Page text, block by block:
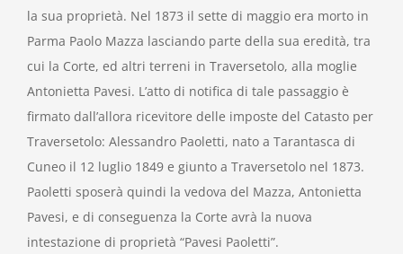
la sua proprietà. Nel 1873 il sette di maggio era morto in
Parma Paolo Mazza lasciando parte della sua eredità, tra
cui la Corte, ed altri terreni in Traversetolo, alla moglie
Antonietta Pavesi. L’atto di notifica di tale passaggio è
firmato dall’allora ricevitore delle imposte del Catasto per
Traversetolo: Alessandro Paoletti, nato a Tarantasca di
Cuneo il 12 luglio 1849 e giunto a Traversetolo nel 1873.
Paoletti sposerà quindi la vedova del Mazza, Antonietta
Pavesi, e di conseguenza la Corte avrà la nuova
intestazione di proprietà “Pavesi Paoletti”.